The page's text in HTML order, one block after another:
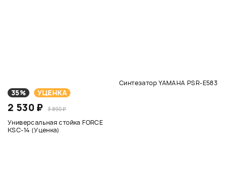
35% УЦЕНКА
2 530 ₽ 3 890 ₽
Универсальная стойка FORCE
KSC-14 (Уценка)
Синтезатор YAMAHA PSR-E583